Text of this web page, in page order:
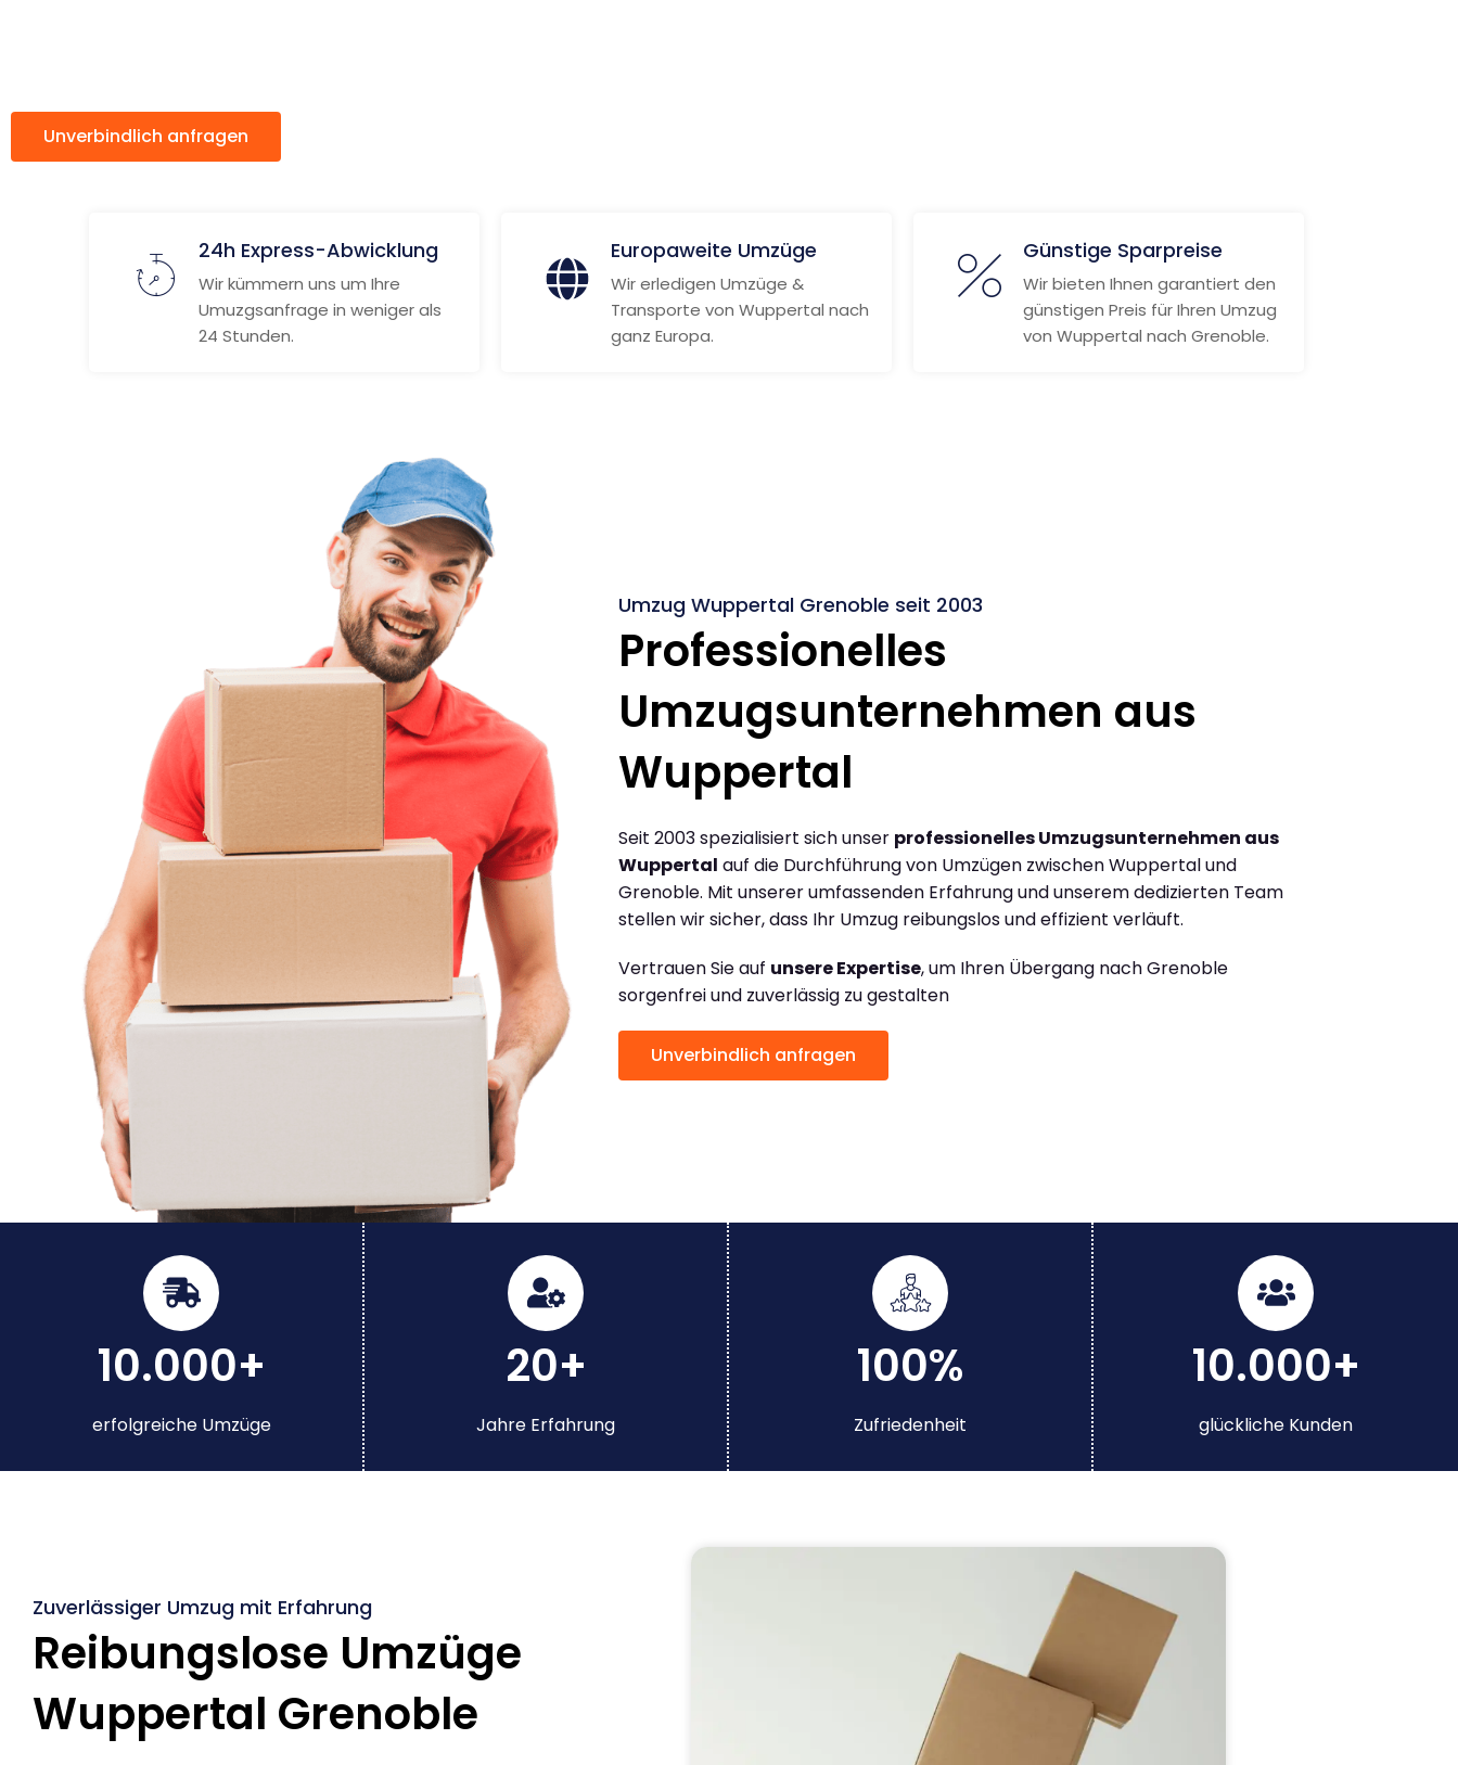
Unverbindlich anfragen
24h Express-Abwicklung
Wir kümmern uns um Ihre
Umuzgsanfrage in weniger als
24 Stunden.
Europaweite Umzüge
Wir erledigen Umzüge &
Transporte von Wuppertal nach
ganz Europa.
Günstige Sparpreise
Wir bieten Ihnen garantiert den
günstigen Preis für Ihren Umzug
von Wuppertal nach Grenoble.
Umzug Wuppertal Grenoble seit 2003
Professionelles
Umzugsunternehmen aus
Wuppertal
Seit 2003 spezialisiert sich unser professionelles Umzugsunternehmen aus
Wuppertal auf die Durchführung von Umzügen zwischen Wuppertal und
Grenoble. Mit unserer umfassenden Erfahrung und unserem dedizierten Team
stellen wir sicher, dass Ihr Umzug reibungslos und effizient verläuft.
Vertrauen Sie auf unsere Expertise, um Ihren Übergang nach Grenoble
sorgenfrei und zuverlässig zu gestalten
Unverbindlich anfragen
10.000+
erfolgreiche Umzüge
20+
Jahre Erfahrung
100%
Zufriedenheit
10.000+
glückliche Kunden
Zuverlässiger Umzug mit Erfahrung
Reibungslose Umzüge
Wuppertal Grenoble